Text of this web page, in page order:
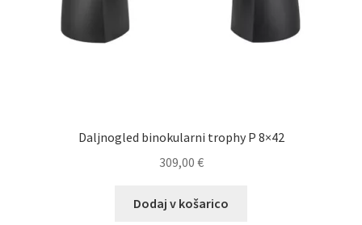
Daljnogled binokularni trophy P 8×42
309,00 €
Dodaj v košarico